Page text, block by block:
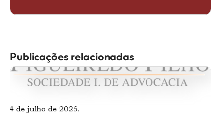
Publicações relacionadas